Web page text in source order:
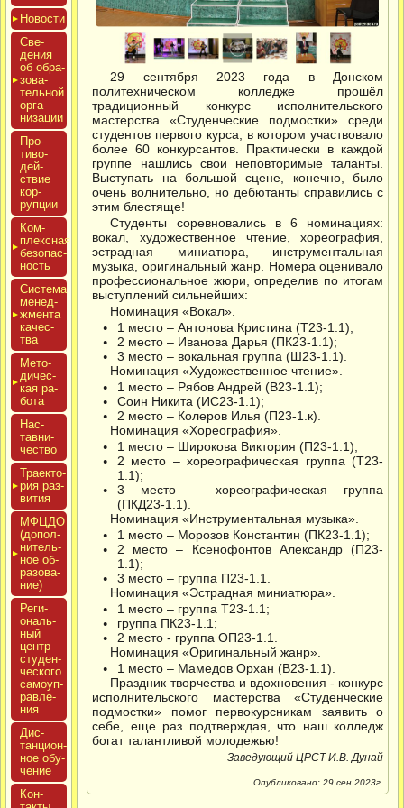
Новос­ти
Све­
дения
об об­ра­
зова­
тель­ной
ор­га­
низа­ции
Про­
тиво­
дей­
ствие
кор­
рупции
Ком­
плексная
бе­зопас­
ность
Сис­те­ма
ме­нед­
жмен­та
ка­чес­
тва
Мето­
дичес­
кая ра­
бота
Нас­
тавни­
чес­тво
Тра­ек­то­
рия раз­
ви­тия
МФЦДО
(до­пол­
ни­тель­
ное об­
ра­зова­
ние)
Реги­
ональ­
ный
центр
сту­ден­
ческо­го
са­мо­уп­
равле­
ния
Дис­
танци­он­
ное обу­
чение
Кон­
29 сентября 2023 года в Донском
политехническом колледже прошёл
традиционный конкурс исполнительского
мастерства «Студенческие подмостки» среди
студентов первого курса, в котором участвовало
более 60 конкурсантов. Практически в каждой
группе нашлись свои неповторимые таланты.
Выступать на большой сцене, конечно, было
очень волнительно, но дебютанты справились с
этим блестяще!
Студенты соревновались в 6 номинациях:
вокал, художественное чтение, хореография,
эстрадная миниатюра, инструментальная
музыка, оригинальный жанр. Номера оценивало
профессиональное жюри, определив по итогам
выступлений сильнейших:
Номинация «Вокал».
1 место – Антонова Кристина (Т23-1.1);
2 место – Иванова Дарья (ПК23-1.1);
3 место – вокальная группа (Ш23-1.1).
Номинация «Художественное чтение».
1 место – Рябов Андрей (В23-1.1);
Соин Никита (ИС23-1.1);
2 место – Колеров Илья (П23-1.к).
Номинация «Хореография».
1 место – Широкова Виктория (П23-1.1);
2 место – хореографическая группа (Т23-
1.1);
3 место – хореографическая группа
(ПКД23-1.1).
Номинация «Инструментальная музыка».
1 место – Морозов Константин (ПК23-1.1);
2 место – Ксенофонтов Александр (П23-
1.1);
3 место – группа П23-1.1.
Номинация «Эстрадная миниатюра».
1 место – группа Т23-1.1;
группа ПК23-1.1;
2 место - группа ОП23-1.1.
Номинация «Оригинальный жанр».
1 место – Мамедов Орхан (В23-1.1).
Праздник творчества и вдохновения - конкурс
исполнительского мастерства «Студенческие
подмостки» помог первокурсникам заявить о
себе, еще раз подтверждая, что наш колледж
богат талантливой молодежью!
Заведующий ЦРСТ И.В. Дунай
Опубликовано: 29 сен 2023г.